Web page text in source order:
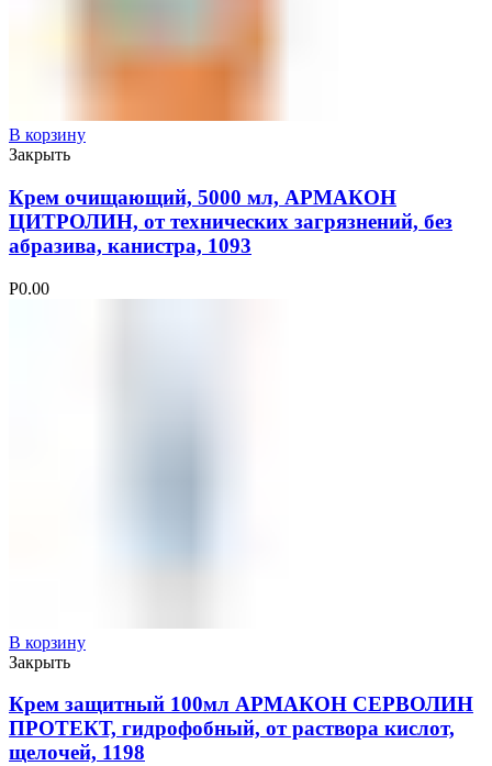
В корзину
Закрыть
Крем очищающий, 5000 мл, АРМАКОН
ЦИТРОЛИН, от технических загрязнений, без
абразива, канистра, 1093
Р0.00
В корзину
Закрыть
Крем защитный 100мл АРМАКОН СЕРВОЛИН
ПРОТЕКТ, гидрофобный, от раствора кислот,
щелочей, 1198